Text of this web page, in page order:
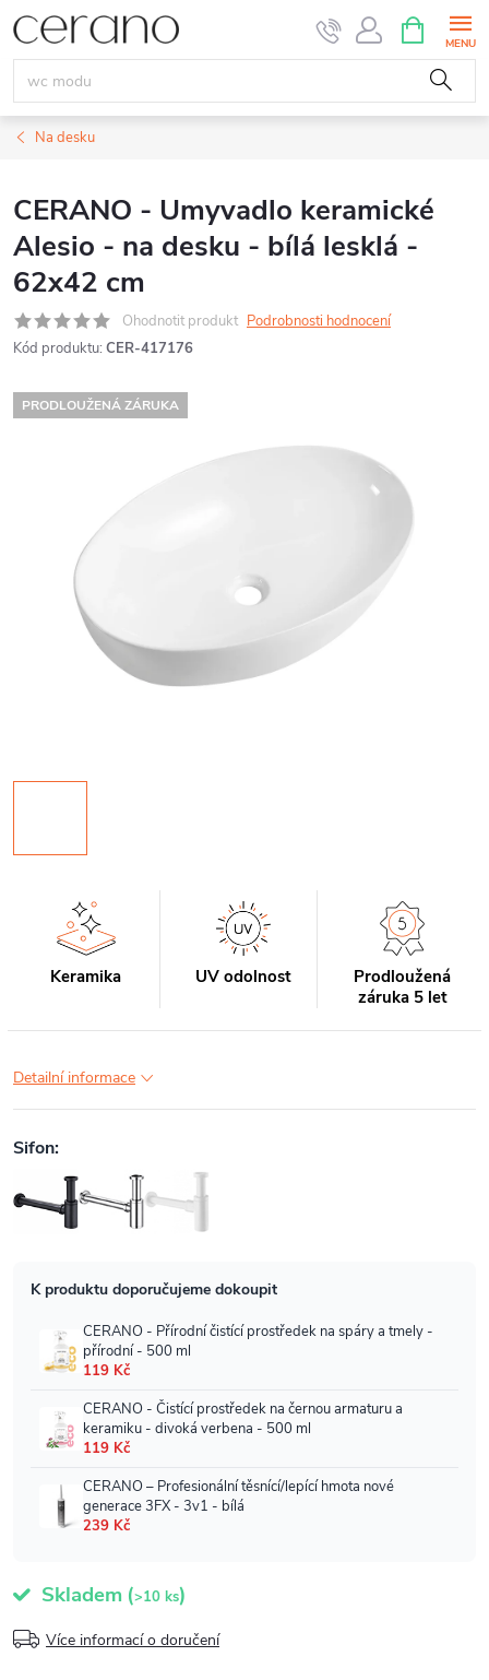
Přejít
na
obsah
NÁKUPNÍ
KOŠÍK
Na desku
CERANO - Umyvadlo keramické
Alesio - na desku - bílá lesklá -
62x42 cm
Ohodnotit produkt Podrobnosti hodnocení
Kód produktu: CER-417176
PRODLOUŽENÁ ZÁRUKA
Keramika UV odolnost
Prodloužená
záruka 5 let
Detailní informace
Skladem (>10 ks)
Více informací o doručení